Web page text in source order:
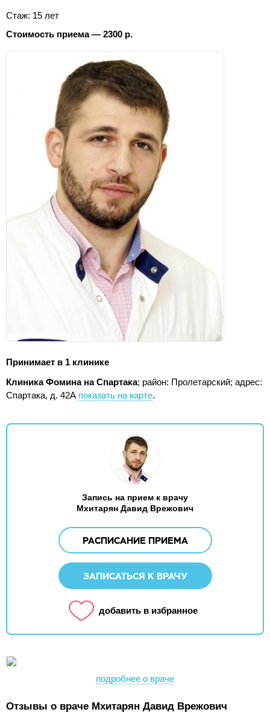
Стаж: 15 лет
Стоимость приема — 2300 р.
Принимает в 1 клинике
Клиника Фомина на Спартака; район: Пролетарский; адрес:
Спартака, д. 42А показать на карте.
Запись на прием к врачу
Мхитарян Давид Врежович
РАСПИСАНИЕ ПРИЕМА
ЗАПИСАТЬСЯ К ВРАЧУ
добавить в избранное
подробнее о враче
Отзывы о враче Мхитарян Давид Врежович